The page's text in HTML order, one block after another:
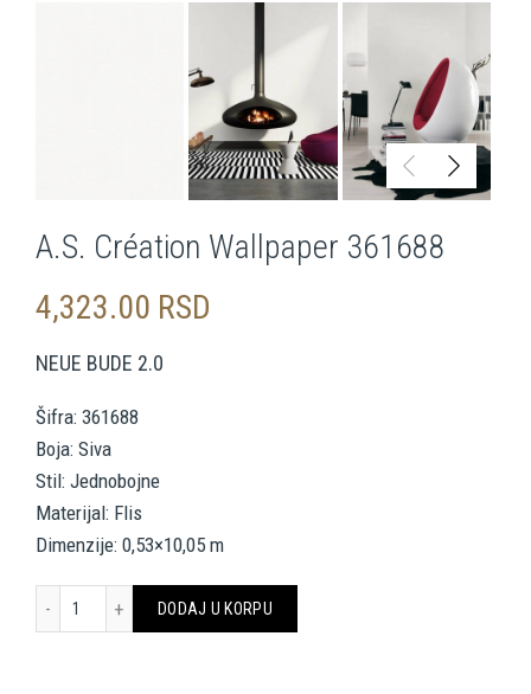
A.S. Création Wallpaper 361688
4,323.00 RSD
NEUE BUDE 2.0
Šifra: 361688
Boja: Siva
Stil: Jednobojne
Materijal: Flis
Dimenzije: 0,53×10,05 m
A.S. Création Wallpaper 361688 količina
DODAJ U KORPU